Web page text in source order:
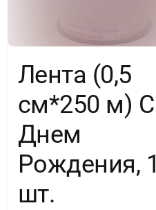
Лента (0,5
см*250 м) С
Днем
Рождения, 1
шт.